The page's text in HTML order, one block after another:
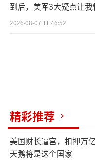
到后，美军3大疑点让
如此
2026-08-07 11:46:52
精彩推荐
美国财长逼宫，扣押万
天鹅将是这个国家